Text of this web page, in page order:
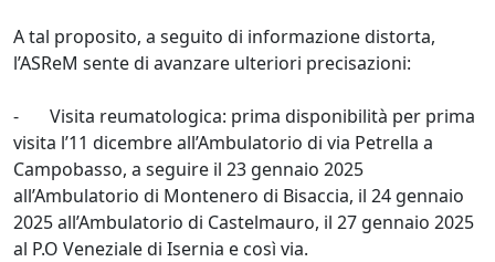
A tal proposito, a seguito di informazione distorta,
l’ASReM sente di avanzare ulteriori precisazioni:
- Visita reumatologica: prima disponibilità per prima
visita l’11 dicembre all’Ambulatorio di via Petrella a
Campobasso, a seguire il 23 gennaio 2025
all’Ambulatorio di Montenero di Bisaccia, il 24 gennaio
2025 all’Ambulatorio di Castelmauro, il 27 gennaio 2025
al P.O Veneziale di Isernia e così via.